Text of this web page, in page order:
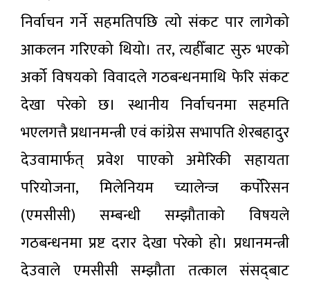
निर्वाचन गर्ने सहमतिपछि त्यो संकट पार लागेको
आकलन गरिएको थियो। तर, त्यहीँबाट सुरु भएको
अर्को विषयको विवादले गठबन्धनमाथि फेरि संकट
देखा परेको छ। स्थानीय निर्वाचनमा सहमति
भएलगत्तै प्रधानमन्त्री एवं कांग्रेस सभापति शेरबहादुर
देउवामार्फत् प्रवेश पाएको अमेरिकी सहायता
परियोजना, मिलेनियम च्यालेन्ज कर्पोरेसन
(एमसीसी) सम्बन्धी सम्झौताको विषयले
गठबन्धनमा प्रष्ट दरार देखा परेको हो। प्रधानमन्त्री
देउवाले एमसीसी सम्झौता तत्काल संसद्‌बाट